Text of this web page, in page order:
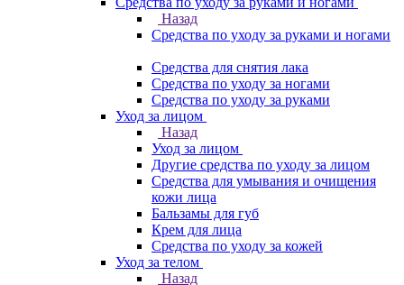
Назад
Средства по уходу за руками и ногами
Средства для снятия лака
Средства по уходу за ногами
Средства по уходу за руками
Уход за лицом
Назад
Уход за лицом
Другие средства по уходу за лицом
Средства для умывания и очищения
кожи лица
Бальзамы для губ
Крем для лица
Средства по уходу за кожей
Уход за телом
Назад